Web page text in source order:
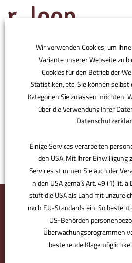
r_loop
19.09.2024 In
Wir verwenden Cookies, um
Variante unserer Webseite zu
Cookies für den Betrieb der
Statistiken, etc. Sie können selbst
Kategorien Sie zulassen möchten.
über die Verwendung Ihrer
Einige Services verarbeiten
den USA. Mit Ihrer Einwilligung
Services stimmen Sie auch der
in den USA gemäß Art. 49 (1) lit. a
stuft die USA als Land mit
nach EU-Standards ein. So
US-Behörden
Überwachungsprogrammen
bestehende